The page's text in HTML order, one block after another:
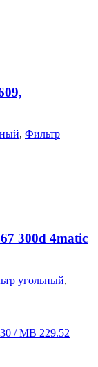
, Фильтр
300d 4matic
угольный,